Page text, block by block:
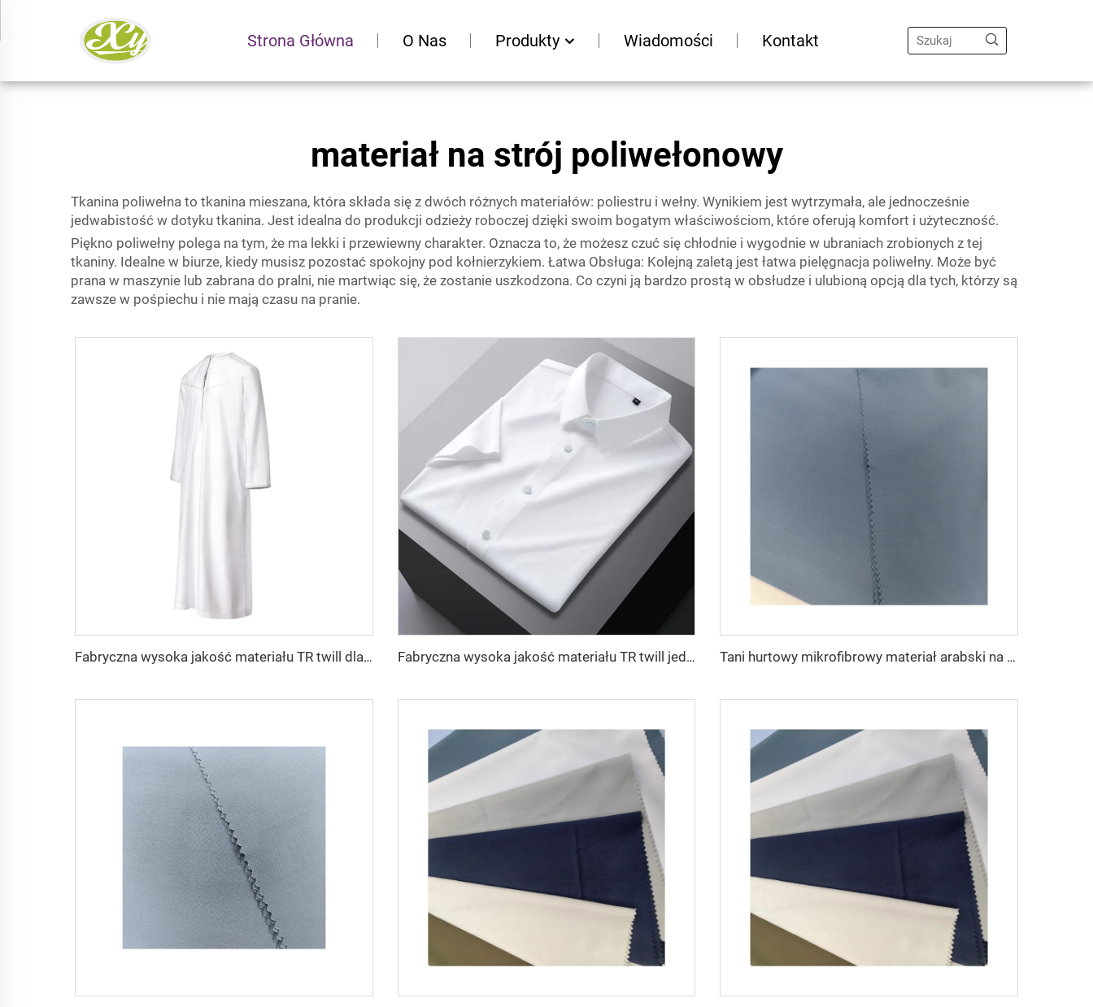
Strona Główna O Nas Produkty Wiadomości Kontakt
materiał na strój poliwełonowy
Tkanina poliwełna to tkanina mieszana, która składa się z dwóch różnych materiałów: poliestru i wełny. Wynikiem jest wytrzymała, ale jednocześnie
jedwabistość w dotyku tkanina. Jest idealna do produkcji odzieży roboczej dzięki swoim bogatym właściwościom, które oferują komfort i użyteczność.
Piękno poliwełny polega na tym, że ma lekki i przewiewny charakter. Oznacza to, że możesz czuć się chłodnie i wygodnie w ubraniach zrobionych z tej
tkaniny. Idealne w biurze, kiedy musisz pozostać spokojny pod kołnierzykiem. Łatwa Obsługa: Kolejną zaletą jest łatwa pielęgnacja poliwełny. Może być
prana w maszynie lub zabrana do pralni, nie martwiąc się, że zostanie uszkodzona. Co czyni ją bardzo prostą w obsłudze i ulubioną opcją dla tych, którzy są
zawsze w pośpiechu i nie mają czasu na pranie.
Fabryczna wysoka jakość materiału TR twill dla męskich szat ze Środkowego Wschodu, lekka waga Fabryczna wysoka jakość materiału TR twill jednolitego dla męskich szat ze Środkowego Wschodu, lekka waga Tani hurtowy mikrofibrowy materiał arabski na thobe dla mężczyzn z poliestru Toyobo koszula arabska